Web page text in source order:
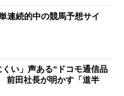
連続的中の競馬予想サイ
くい」声ある“ドコモ通信品
前田社長が明かす「道半